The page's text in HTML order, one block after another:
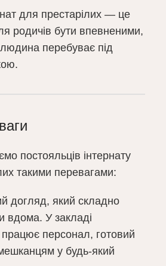
для престарілих — це
родичів бути впевненими,
перебуває під
постояльців інтернату
такими перевагами:
догляд, який складно
вдома. У закладі
персонал, готовий
у будь-який